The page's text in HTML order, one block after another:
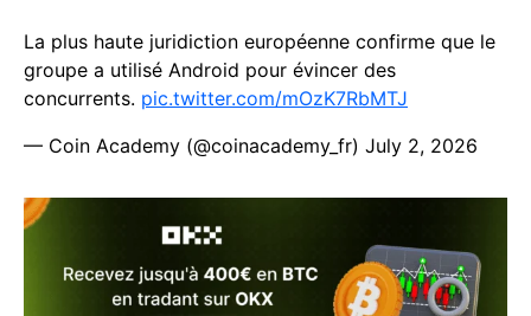
La plus haute juridiction européenne confirme que le
groupe a utilisé Android pour évincer des
concurrents. pic.twitter.com/mOzK7RbMTJ
— Coin Academy (@coinacademy_fr) July 2, 2026